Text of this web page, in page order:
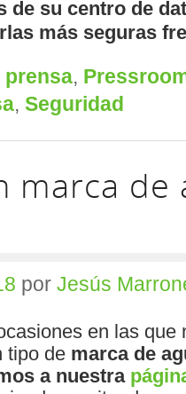
de su centro de
más seguras
prensa,
, Seguridad
marca de
por Jesús
en las que
tipo de marca de
a nuestra